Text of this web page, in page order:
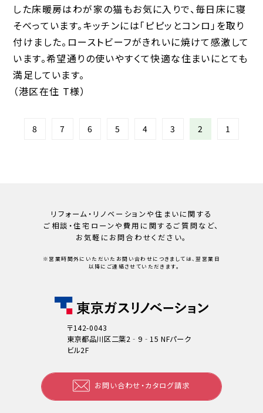
した床暖房はわが家の猫もお気に入りで、毎日床に寝
そべっています。キッチンには「ピピッとコンロ」を取り
付けました。ローストビーフがきれいに焼けて感激して
います。希望通りの使いやすくて快適な住まいにとても
満足しています。
（港区在住 T様）
8 7 6 5 4 3 2 1
リフォーム・リノベーションや住まいに関する
ご相談・住宅ローンや費用に関するご質問など、
お気軽にお問合わせください。
※営業時間外にいただいたお問い合わせにつきましては、翌営業日
以降にご連絡させていただきます。
〒142-0043
東京都品川区二葉2‐9‐15 NFパーク
ビル2F
お問い合わせ・カタログ請求